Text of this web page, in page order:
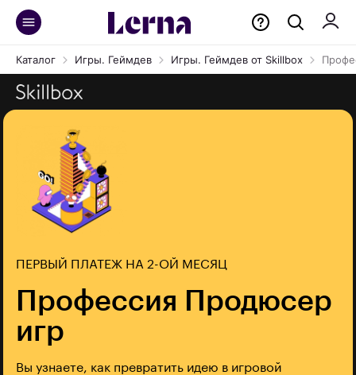
Каталог Игры. Геймдев Игры. Геймдев от Skillbox
ПЕРВЫЙ ПЛАТЕЖ НА 2-ОЙ МЕСЯЦ
Профессия Продюсер
игр
Вы узнаете, как превратить идею в игровой